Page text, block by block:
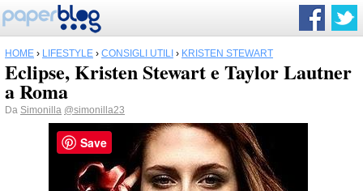
HOME › LIFESTYLE › CONSIGLI UTILI › KRISTEN STEWART
Eclipse, Kristen Stewart e Taylor Lautner
a Roma
Da Simonilla @simonilla23
Save